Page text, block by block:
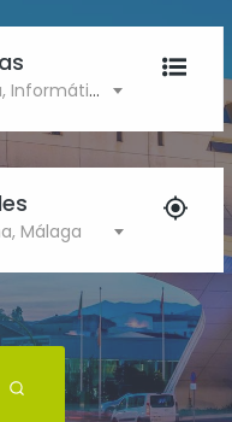
Ej: Restaurante, clínica, Informática
Málaga